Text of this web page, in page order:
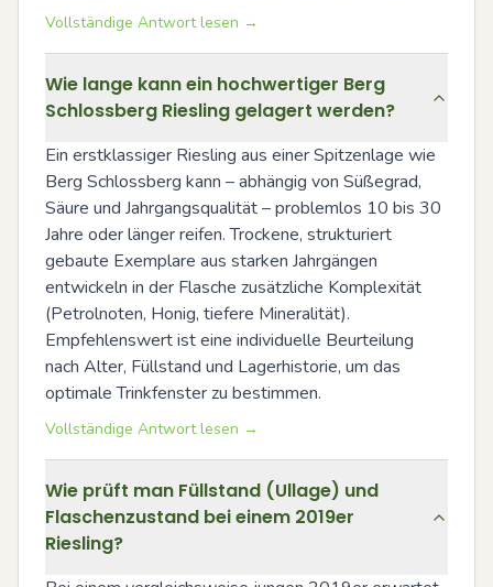
Vollständige Antwort lesen →
Wie lange kann ein hochwertiger Berg
Schlossberg Riesling gelagert werden?
Ein erstklassiger Riesling aus einer Spitzenlage wie
Berg Schlossberg kann – abhängig von Süßegrad,
Säure und Jahrgangsqualität – problemlos 10 bis 30
Jahre oder länger reifen. Trockene, strukturiert
gebaute Exemplare aus starken Jahrgängen
entwickeln in der Flasche zusätzliche Komplexität
(Petrolnoten, Honig, tiefere Mineralität).
Empfehlenswert ist eine individuelle Beurteilung
nach Alter, Füllstand und Lagerhistorie, um das
optimale Trinkfenster zu bestimmen.
Vollständige Antwort lesen →
Wie prüft man Füllstand (Ullage) und
Flaschenzustand bei einem 2019er
Riesling?